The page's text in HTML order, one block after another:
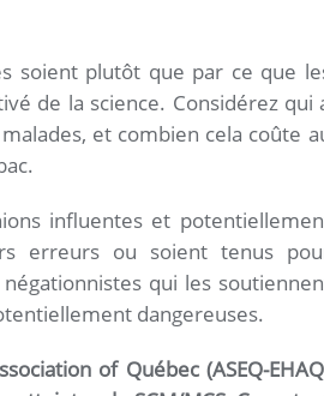
soient plutôt que par ce que
de la science. Considérez qui
et combien cela coûte
influentes et
erreurs ou soient tenus
qui les
dangereuses.
of Québec (ASEQ-